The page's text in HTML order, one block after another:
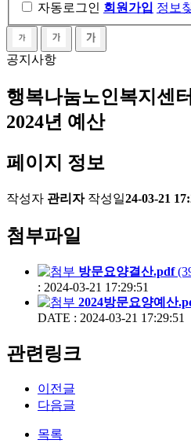
자동로그인 회원가입 정보
공지사항
행복나눔노인복지센
2024년 예산
페이지 정보
작성자 관리자 작성일24-03-21
첨부파일
방문요양결산.pdf
: 2024-03-21 17:29:51
2024방문요양예산
DATE : 2024-03-21 17:29:51
관련링크
이전글
다음글
목록